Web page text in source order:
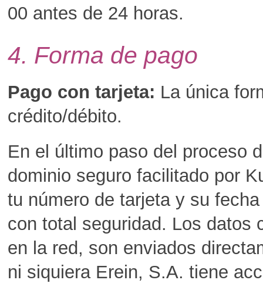
00 antes de 24 horas.
4. Forma de pago
Pago con tarjeta: La única
crédito/débito.
En el último paso del proceso
dominio seguro facilitado por
tu número de tarjeta y su
con total seguridad. Los datos
en la red, son enviados
ni siquiera Erein, S.A. tiene